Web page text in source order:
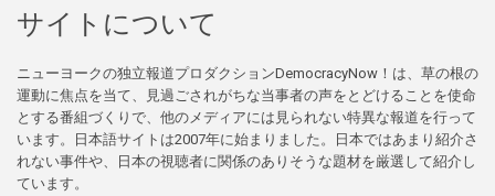
サイトについて
ニューヨークの独立報道プロダクションDemocracyNow！は、草の根の
運動に焦点を当て、見過ごされがちな当事者の声をとどけることを使命
とする番組づくりで、他のメディアには見られない特異な報道を行って
います。日本語サイトは2007年に始まりました。日本ではあまり紹介さ
れない事件や、日本の視聴者に関係のありそうな題材を厳選して紹介し
ています。